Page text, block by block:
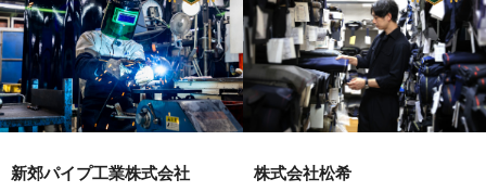
新郊パイプ工業株式会社 株式会社松希